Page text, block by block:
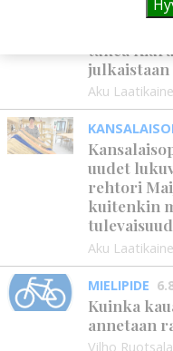
7.8.
tukea
julkaistaan
Aku
uudet
rehtori
kuitenkin
Aku
MIELIPIDE
Kuinka
annetaan
Vilho